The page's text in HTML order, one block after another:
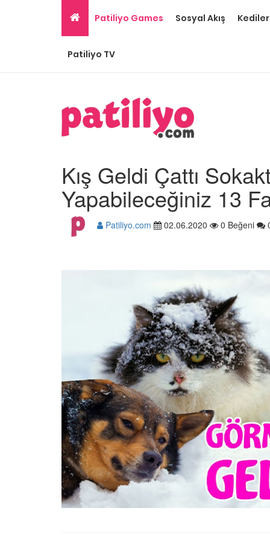
Patiliyo Games Sosyal Akış Kediler
Patiliyo TV
Kış Geldi Çattı
Yapabileceğiniz 13
Patiliyo.com 02.06.2020 0 Beğeni
Kedi Seven
Harikası Olduğunun
22.05.2020
Türkiye'de Pitbull
Yasal mı? 2025
Yasalar ve Cezalar
30.10.2025
Havaalanında 1
Bekletilen Kimsenin
Sahiplenmediği
Ne Çıkıyor
22.05.2020
Türkiye’deki Hayvan
Hastaneleri ve